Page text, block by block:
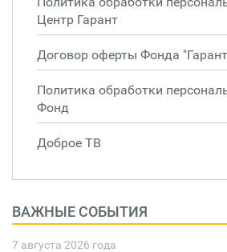
Центр Гарант
Договор оферты Фонда
Политика обработки
Фонд
Доброе ТВ
ВАЖНЫЕ СОБЫТИЯ
7 августа 2026 года